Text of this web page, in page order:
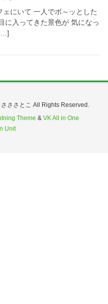
にいて 一人でボ～ッとした
に入ってきた景色が 気になっ
ささとこ All Rights Reserved.
Theme & VK All in One
Unit